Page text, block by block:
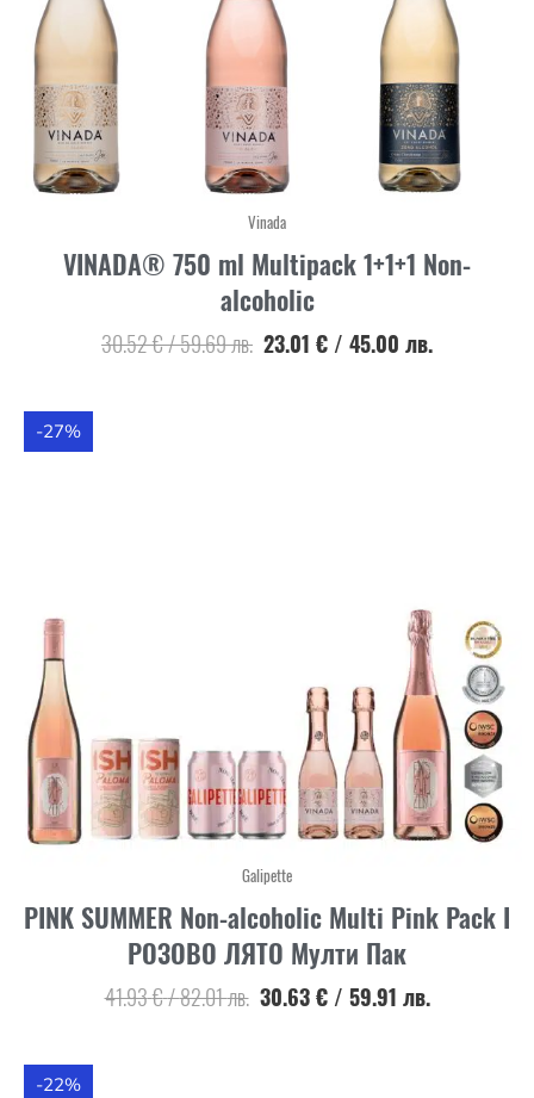
Vinada
VINADA® 750 ml Multipack 1+1+1 Non-
alcoholic
30.52€/59.69лв. 23.01 € / 45.00 лв.
-27%
Galipette
PINK SUMMER Non-alcoholic Multi Pink Pack I
РОЗОВО ЛЯТО Мулти Пак
41.93€/82.01лв. 30.63 € / 59.91 лв.
-22%